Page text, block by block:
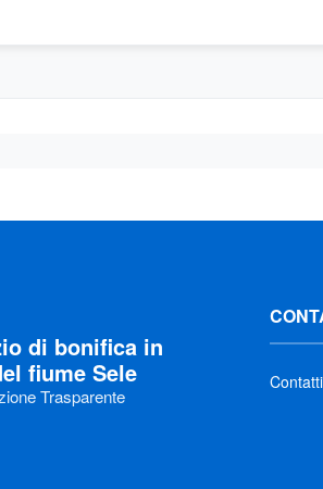
di bonifica in
fiume Sele
Trasparente